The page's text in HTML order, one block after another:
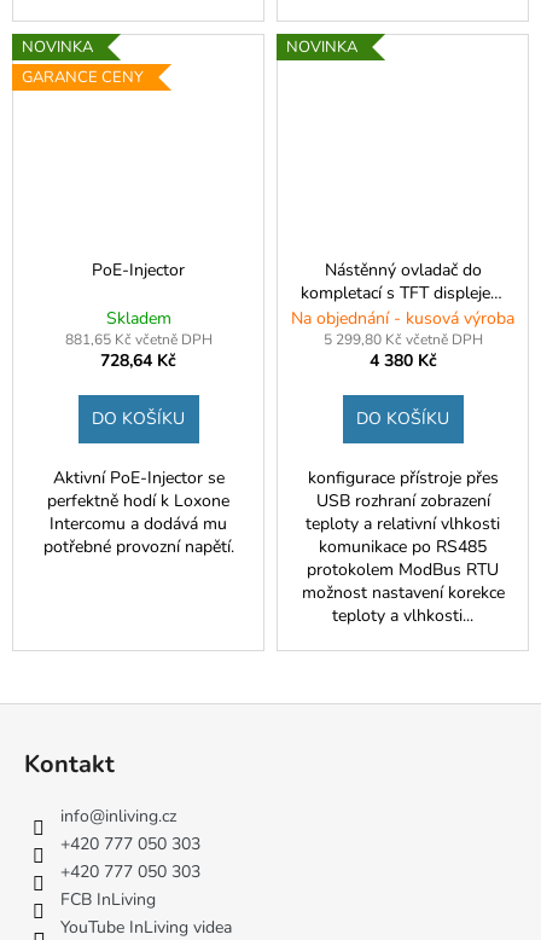
NOVINKA
GARANCE CENY
PoE-Injector
Skladem
881,65 Kč včetně DPH
728,64 Kč
DO KOŠÍKU
Aktivní PoE-Injector se
perfektně hodí k Loxone
Intercomu a dodává mu
potřebné provozní napětí.
NOVINKA
Nástěnný ovladač do
kompletací s TFT displejem
- "LOXONE EASY
CONNECT"
Na objednání - kusová výroba
5 299,80 Kč včetně DPH
4 380 Kč
DO KOŠÍKU
konfigurace přístroje přes
USB rozhraní zobrazení
teploty a relativní vlhkosti
komunikace po RS485
protokolem ModBus RTU
možnost nastavení korekce
teploty a vlhkosti...
Kontakt
info@inliving.cz
+420 777 050 303
+420 777 050 303
FCB InLiving
YouTube InLiving videa